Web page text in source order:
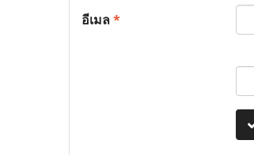
อีเมล*